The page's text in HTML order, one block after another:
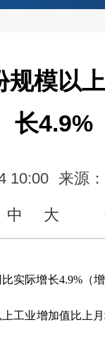
规模以
长4.9%
10:00 来源
中 大
实际增长4.9%（
上工业增加值比上